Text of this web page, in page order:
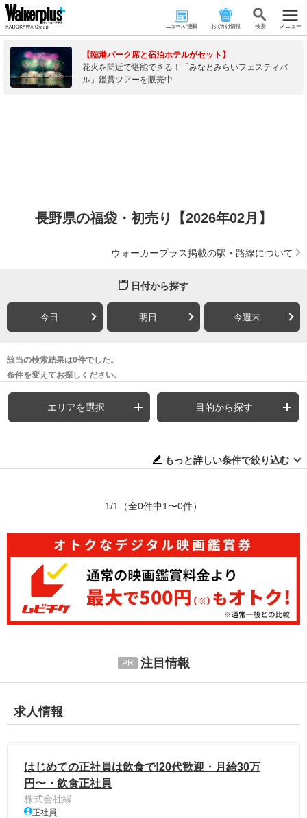
ニュース･連載 おでかけ情報 検 索 メニュー
【臨港パーク席と宿泊ホテルがセット】
花火を間近で堪能できる！「みなとみらいフェスティバ
ル」鑑賞ツアーを販売中
長野県の福袋・初売り【2026年02月】
ウォーカープラス掲載の駅・路線について
日付から探す
今日 明日 今週末
該当の検索結果は0件でした。
条件を変えてお探しください。
エリアを選択 目的から探す
もっと詳しい条件で絞り込む
1/1 （全0件中1〜0件）
注目情報
求人情報
はじめての正社員は飲食で!20代歓迎・月給30万
円〜・飲食正社員
株式会社縁
正社員